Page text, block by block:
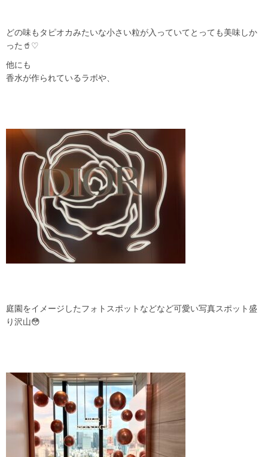
どの味もタピオカみたいな小さい粒が入っていてとっても美味しか
った🥤♡
他にも
香水が作られているラボや、
庭園をイメージしたフォトスポットなどなど可愛い写真スポット盛
り沢山😳